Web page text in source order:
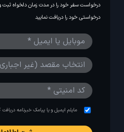
درخواست سفر خود را در مدت زمان دلخواه ثبت
درخواستی خود را دریافت نمایید
مایلم ایمیل و یا پیامک خبرنامه دریافت